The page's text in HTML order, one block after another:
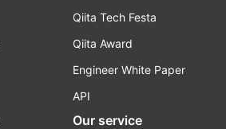
Qiita Tech Festa
Qiita Award
Engineer White Paper
API
Our service